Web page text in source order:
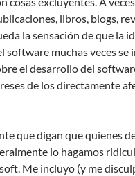
libros, blogs,
la sensación de que la
software muchas veces se
el desarrollo del
de los directamente
que digan que quienes
lo hagamos
Me incluyo (y me